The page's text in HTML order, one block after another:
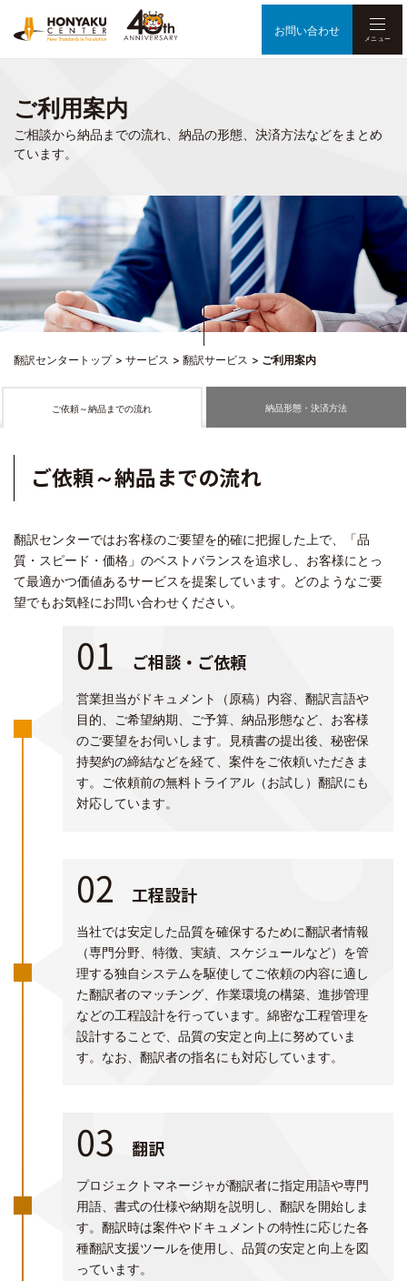
メニュー
お問い合わせ
ご利用案内
ご相談から納品までの流れ、納品の形態、決済方法などをまとめ
ています。
翻訳センタートップ サービス 翻訳サービス ご利用案内
ご依頼～納品までの流れ 納品形態・決済方法
ご依頼～納品までの流れ
翻訳センターではお客様のご要望を的確に把握した上で、「品
質・スピード・価格」のベストバランスを追求し、お客様にとっ
て最適かつ価値あるサービスを提案しています。どのようなご要
望でもお気軽にお問い合わせください。
01 ご相談・ご依頼
営業担当がドキュメント（原稿）内容、翻訳言語や
目的、ご希望納期、ご予算、納品形態など、お客様
のご要望をお伺いします。見積書の提出後、秘密保
持契約の締結などを経て、案件をご依頼いただきま
す。ご依頼前の無料トライアル（お試し）翻訳にも
対応しています。
02 工程設計
当社では安定した品質を確保するために翻訳者情報
（専門分野、特徴、実績、スケジュールなど）を管
理する独自システムを駆使してご依頼の内容に適し
た翻訳者のマッチング、作業環境の構築、進捗管理
などの工程設計を行っています。綿密な工程管理を
設計することで、品質の安定と向上に努めていま
す。なお、翻訳者の指名にも対応しています。
03 翻訳
プロジェクトマネージャが翻訳者に指定用語や専門
用語、書式の仕様や納期を説明し、翻訳を開始しま
す。翻訳時は案件やドキュメントの特性に応じた各
種翻訳支援ツールを使用し、品質の安定と向上を図
っています。